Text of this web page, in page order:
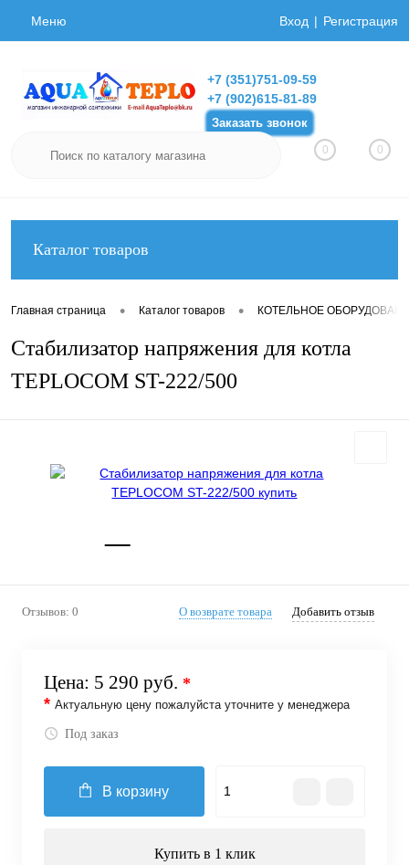
Меню Вход Регистрация
+7 (351)751-09-59
+7 (902)615-81-89
Заказать звонок
0 0
Каталог товаров
Главная страница • Каталог товаров • КОТЕЛЬНОЕ
Стабилизатор напряжения для котла
TEPLOCOM ST-222/500
Отзывов: 0 О возврате товара Добавить отзыв
Цена: 5 290 руб. *
* Актуальную цену пожалуйста уточните у менеджера
Под заказ
В корзину
Купить в 1 клик